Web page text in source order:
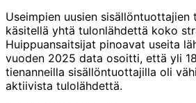
Useimpien uusien sisällöntuottajien
käsitellä yhtä tulonlähdettä koko
Huippuansaitsijat pinoavat useita
vuoden 2025 data osoitti, että yli
tienanneilla sisällöntuottajilla oli
aktiivista tulolähdettä.